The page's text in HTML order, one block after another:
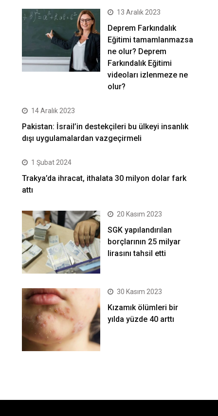
13 Aralık 2023
Deprem Farkındalık
Eğitimi tamamlanmazsa
ne olur? Deprem
Farkındalık Eğitimi
videoları izlenmeze ne
olur?
14 Aralık 2023
Pakistan: İsrail’in destekçileri bu ülkeyi insanlık
dışı uygulamalardan vazgeçirmeli
1 Şubat 2024
Trakya’da ihracat, ithalata 30 milyon dolar fark
attı
20 Kasım 2023
SGK yapılandırılan
borçlarının 25 milyar
lirasını tahsil etti
30 Kasım 2023
Kızamık ölümleri bir
yılda yüzde 40 arttı